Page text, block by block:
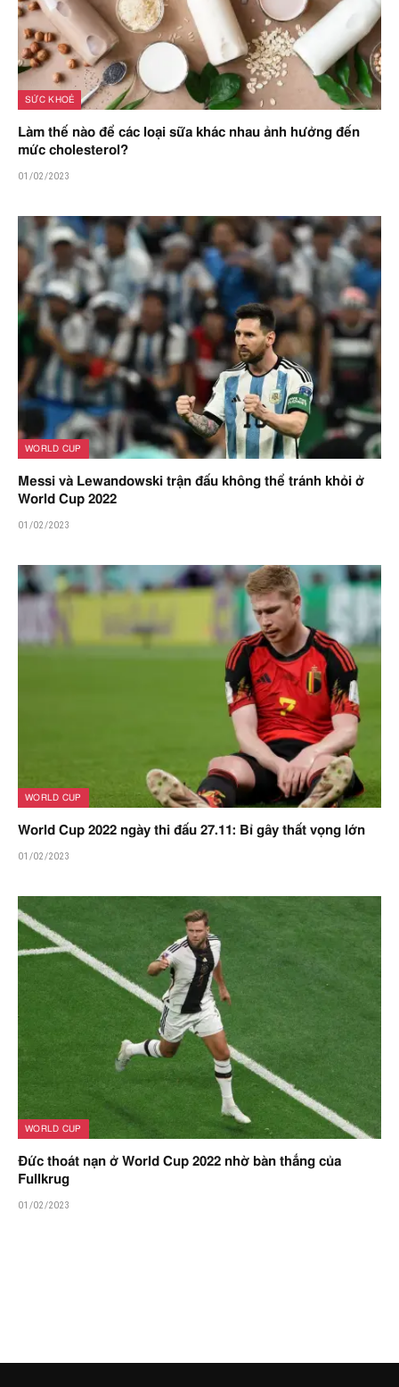
SỨC KHOẺ
Làm thế nào để các loại sữa khác nhau ảnh hưởng đến
mức cholesterol?
01/02/2023
WORLD CUP
Messi và Lewandowski trận đấu không thể tránh khỏi ở
World Cup 2022
01/02/2023
WORLD CUP
World Cup 2022 ngày thi đấu 27.11: Bỉ gây thất vọng lớn
01/02/2023
WORLD CUP
Đức thoát nạn ở World Cup 2022 nhờ bàn thắng của
Fullkrug
01/02/2023